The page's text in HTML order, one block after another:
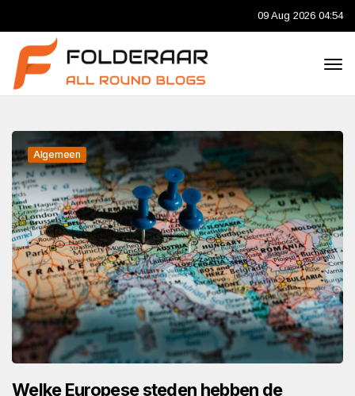
09 Aug 2026 04:54
Algemeen
Welke Europese steden hebben de